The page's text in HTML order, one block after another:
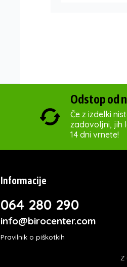
Odstop od
Če z izdelki
zadovoljni, jih
14 dni vrnete!
Informacije
064 280 290
info@birocenter.com
Pravilnik o piškotkih
Z